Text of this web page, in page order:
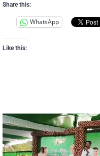
Share this:
WhatsApp
Like this: